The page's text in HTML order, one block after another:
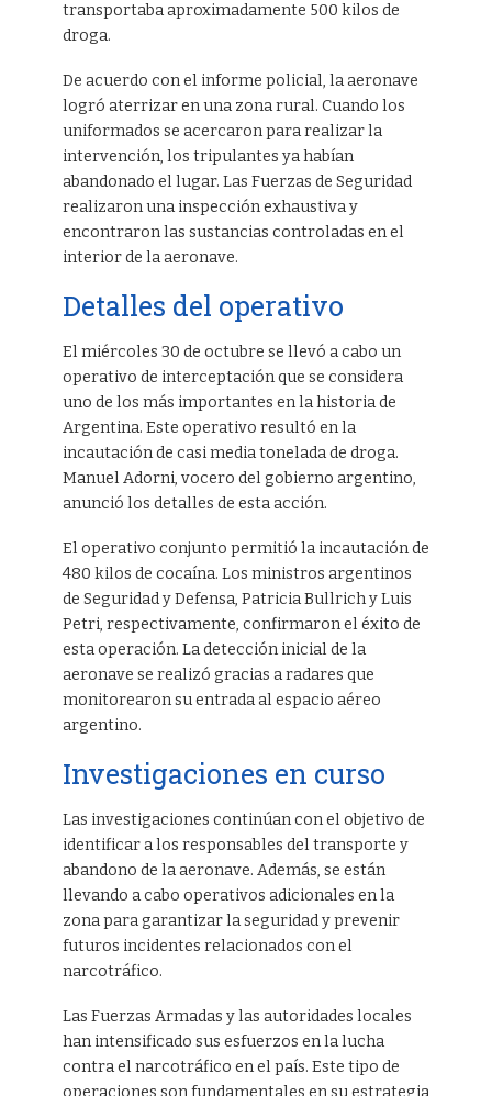
transportaba aproximadamente 500 kilos de
droga.
De acuerdo con el informe policial, la aeronave
logró aterrizar en una zona rural. Cuando los
uniformados se acercaron para realizar la
intervención, los tripulantes ya habían
abandonado el lugar. Las Fuerzas de Seguridad
realizaron una inspección exhaustiva y
encontraron las sustancias controladas en el
interior de la aeronave.
Detalles del operativo
El miércoles 30 de octubre se llevó a cabo un
operativo de interceptación que se considera
uno de los más importantes en la historia de
Argentina. Este operativo resultó en la
incautación de casi media tonelada de droga.
Manuel Adorni, vocero del gobierno argentino,
anunció los detalles de esta acción.
El operativo conjunto permitió la incautación de
480 kilos de cocaína. Los ministros argentinos
de Seguridad y Defensa, Patricia Bullrich y Luis
Petri, respectivamente, confirmaron el éxito de
esta operación. La detección inicial de la
aeronave se realizó gracias a radares que
monitorearon su entrada al espacio aéreo
argentino.
Investigaciones en curso
Las investigaciones continúan con el objetivo de
identificar a los responsables del transporte y
abandono de la aeronave. Además, se están
llevando a cabo operativos adicionales en la
zona para garantizar la seguridad y prevenir
futuros incidentes relacionados con el
narcotráfico.
Las Fuerzas Armadas y las autoridades locales
han intensificado sus esfuerzos en la lucha
contra el narcotráfico en el país. Este tipo de
operaciones son fundamentales en su estrategia